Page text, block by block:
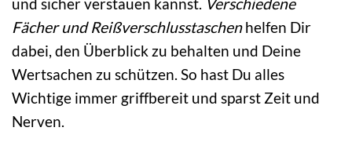
Fächer und Reißverschlusstaschenhelfen Dir
dabei, den Überblick zu behalten und Deine
Wertsachen zu schützen. So hast Du alles
Wichtige immer griffbereit und sparst Zeit und
Nerven.